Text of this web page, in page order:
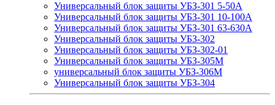
Универсальный блок защиты УБЗ-301 5-50А
Универсальный блок защиты УБЗ-301 10-100А
Универсальный блок защиты УБЗ-301 63-630А
Универсальный блок защиты УБЗ-302
Универсальный блок защиты УБЗ-302-01
Универсальный блок защиты УБЗ-305М
универсальный блок защиты УБЗ-306М
Универсальный блок защиты УБЗ-304